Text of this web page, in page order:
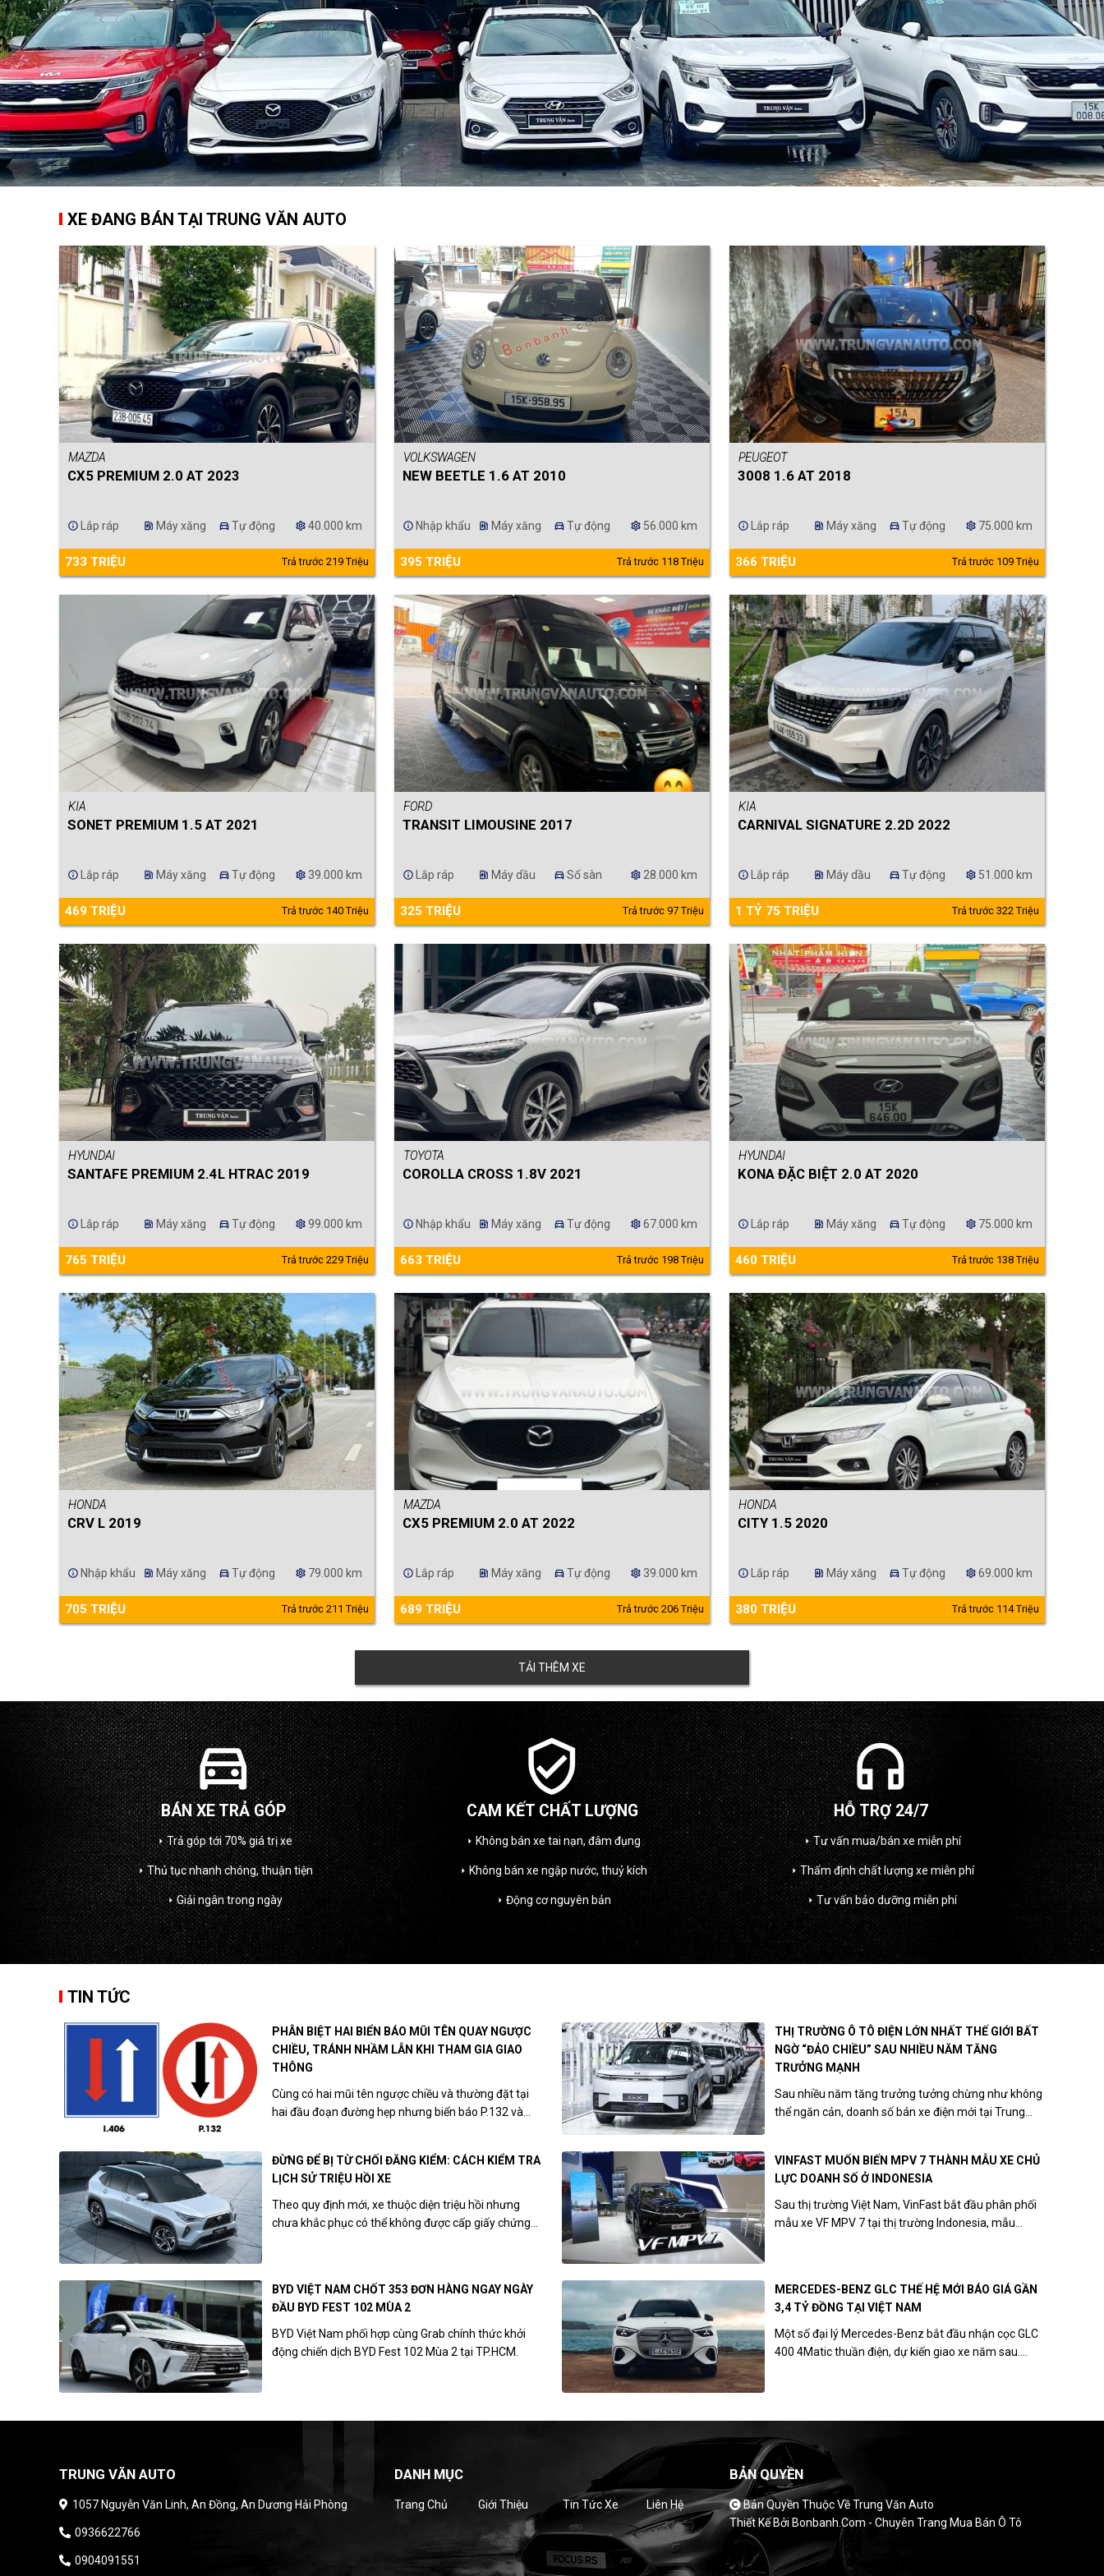
XE ĐANG BÁN TẠI TRUNG VĂN AUTO
MAZDA
CX5 PREMIUM 2.0 AT 2023
info Lắp ráp ev_station Máy xăng directions_car Tự động settings 40.000 km
733 TRIỆU Trả trước 219 Triệu
VOLKSWAGEN
NEW BEETLE 1.6 AT 2010
info Nhập khẩu ev_station Máy xăng directions_car Tự động settings 56.000 km
395 TRIỆU Trả trước 118 Triệu
PEUGEOT
3008 1.6 AT 2018
info Lắp ráp ev_station Máy xăng directions_car Tự động settings 75.000 km
366 TRIỆU Trả trước 109 Triệu
KIA
SONET PREMIUM 1.5 AT 2021
info Lắp ráp ev_station Máy xăng directions_car Tự động settings 39.000 km
469 TRIỆU Trả trước 140 Triệu
FORD
TRANSIT LIMOUSINE 2017
info Lắp ráp ev_station Máy dầu directions_car Số sàn settings 28.000 km
325 TRIỆU Trả trước 97 Triệu
KIA
CARNIVAL SIGNATURE 2.2D 2022
info Lắp ráp ev_station Máy dầu directions_car Tự động settings 51.000 km
1 TỶ 75 TRIỆU Trả trước 322 Triệu
HYUNDAI
SANTAFE PREMIUM 2.4L HTRAC 2019
info Lắp ráp ev_station Máy xăng directions_car Tự động settings 99.000 km
765 TRIỆU Trả trước 229 Triệu
TOYOTA
COROLLA CROSS 1.8V 2021
info Nhập khẩu ev_station Máy xăng directions_car Tự động settings 67.000 km
663 TRIỆU Trả trước 198 Triệu
HYUNDAI
KONA ĐẶC BIỆT 2.0 AT 2020
info Lắp ráp ev_station Máy xăng directions_car Tự động settings 75.000 km
460 TRIỆU Trả trước 138 Triệu
HONDA
CRV L 2019
info Nhập khẩu ev_station Máy xăng directions_car Tự động settings 79.000 km
705 TRIỆU Trả trước 211 Triệu
MAZDA
CX5 PREMIUM 2.0 AT 2022
info Lắp ráp ev_station Máy xăng directions_car Tự động settings 39.000 km
689 TRIỆU Trả trước 206 Triệu
HONDA
CITY 1.5 2020
info Lắp ráp ev_station Máy xăng directions_car Tự động settings 69.000 km
380 TRIỆU Trả trước 114 Triệu
TẢI THÊM XE
directions_car
BÁN XE TRẢ GÓP
arrow_rightTrả góp tới 70% giá trị xe
arrow_rightThủ tục nhanh chóng, thuận tiện
arrow_rightGiải ngân trong ngày
verified_user
CAM KẾT CHẤT LƯỢNG
arrow_right Không bán xe tai nạn, đâm đụng
arrow_right Không bán xe ngập nước, thuỷ kích
arrow_right Động cơ nguyên bản
headphones
HỖ TRỢ 24/7
arrow_rightTư vấn mua/bán xe miễn phí
arrow_rightThẩm định chất lượng xe miễn phí
arrow_right Tư vấn bảo dưỡng miễn phí
TIN TỨC
PHÂN BIỆT HAI BIỂN BÁO MŨI TÊN QUAY NGƯỢC
CHIỀU, TRÁNH NHẦM LẪN KHI THAM GIA GIAO
THÔNG
Cùng có hai mũi tên ngược chiều và thường đặt tại
hai đầu đoạn đường hẹp nhưng biển báo P.132 và...
THỊ TRƯỜNG Ô TÔ ĐIỆN LỚN NHẤT THẾ GIỚI BẤT
NGỜ “ĐẢO CHIỀU” SAU NHIỀU NĂM TĂNG
TRƯỞNG MẠNH
Sau nhiều năm tăng trưởng tưởng chừng như không
thể ngăn cản, doanh số bán xe điện mới tại Trung...
ĐỪNG ĐỂ BỊ TỪ CHỐI ĐĂNG KIỂM: CÁCH KIỂM TRA
LỊCH SỬ TRIỆU HỒI XE
Theo quy định mới, xe thuộc diện triệu hồi nhưng
chưa khắc phục có thể không được cấp giấy chứng...
VINFAST MUỐN BIẾN MPV 7 THÀNH MẪU XE CHỦ
LỰC DOANH SỐ Ở INDONESIA
Sau thị trường Việt Nam, VinFast bắt đầu phân phối
mẫu xe VF MPV 7 tại thị trường Indonesia, mẫu...
BYD VIỆT NAM CHỐT 353 ĐƠN HÀNG NGAY NGÀY
ĐẦU BYD FEST 102 MÙA 2
BYD Việt Nam phối hợp cùng Grab chính thức khởi
động chiến dịch BYD Fest 102 Mùa 2 tại TP.HCM.
MERCEDES-BENZ GLC THẾ HỆ MỚI BÁO GIÁ GẦN
3,4 TỶ ĐỒNG TẠI VIỆT NAM
Một số đại lý Mercedes-Benz bắt đầu nhận cọc GLC
400 4Matic thuần điện, dự kiến giao xe năm sau....
TRUNG VĂN AUTO
1057 Nguyễn Văn Linh, An Đồng, An Dương Hải Phòng
0936622766
0904091551
DANH MỤC
Trang Chủ Giới Thiệu Tin Tức Xe Liên Hệ
BẢN QUYỀN
Bản Quyền Thuộc Về Trung Văn Auto
Thiết Kế Bởi Bonbanh.com - Chuyên Trang Mua Bán Ô Tô